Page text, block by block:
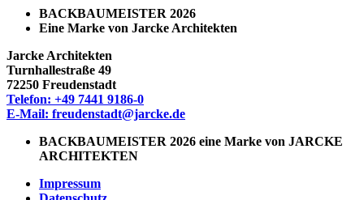
BACKBAUMEISTER 2026
Eine Marke von Jarcke Architekten
Jarcke Architekten
Turnhallestraße 49
72250 Freudenstadt
Telefon: +49 7441 9186-0
E-Mail: freudenstadt@jarcke.de
BACKBAUMEISTER 2026 eine Marke von JARCKE
ARCHITEKTEN
Impressum